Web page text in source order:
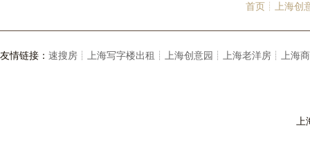
首页┊ 上海
友情链接： 速搜房┊ 上海写字楼出租┊ 上海创意园┊ 上海老洋房┊ 上海